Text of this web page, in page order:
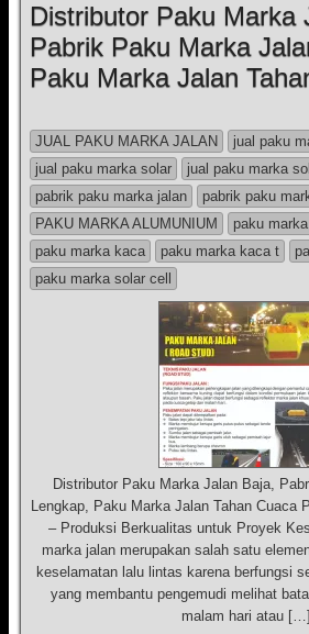
Distributor Paku Marka
Pabrik Paku Marka
Paku Marka Jalan
JUAL PAKU MARKA JALAN
jual paku
jual paku marka solar
jual paku marka
pabrik paku marka jalan
pabrik paku
PAKU MARKA ALUMUNIUM
paku
paku marka kaca
paku marka kaca t
paku marka solar cell
Distributor Paku Marka Jalan Baja,
Lengkap, Paku Marka Jalan Tahan Cuaca
– Produksi Berkualitas untuk Proyek
marka jalan merupakan salah satu
keselamatan lalu lintas karena berfungsi
yang membantu pengemudi melihat
malam hari atau […]